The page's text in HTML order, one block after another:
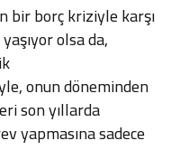
bir borç kriziyle karşı
olsa da,
onun döneminden
son yıllarda
yapmasına sadece